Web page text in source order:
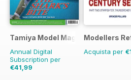
Tamiya Model Magazine
Annual Digital
Subscription per
€41,99
Modellers
Acquista per